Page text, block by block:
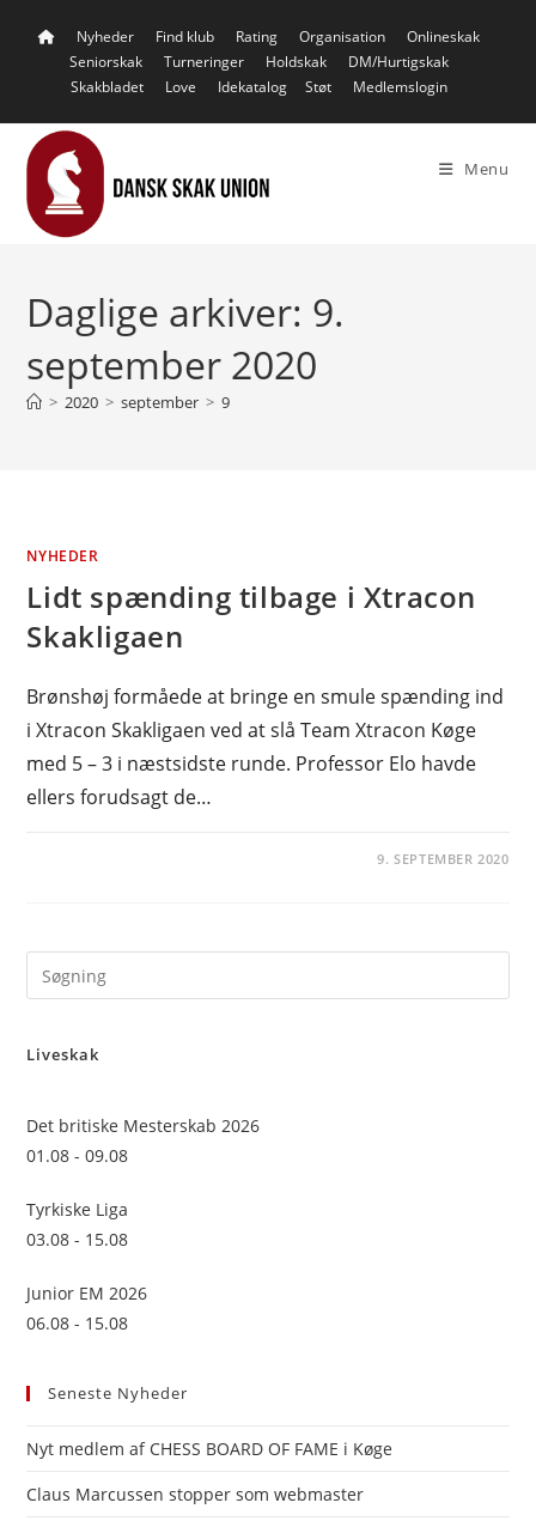
Nyheder Find klub Rating Organisation
Onlineskak
Seniorskak
Turneringer Holdskak
DM/Hurtigskak
Skakbladet
Love Idekatalog Støt Medlemslogin
Menu
Daglige arkiver: 9.
september 2020
> 2020 > september > 9
NYHEDER
Lidt spænding tilbage i Xtracon
Skakligaen
Brønshøj formåede at bringe en smule spænding ind
i Xtracon Skakligaen ved at slå Team Xtracon Køge
med 5 – 3 i næstsidste runde. Professor Elo havde
ellers forudsagt de…
9. SEPTEMBER 2020
Liveskak
Det britiske Mesterskab 2026
01.08 - 09.08
Tyrkiske Liga
03.08 - 15.08
Junior EM 2026
06.08 - 15.08
Seneste Nyheder
Nyt medlem af CHESS BOARD OF FAME i Køge
Claus Marcussen stopper som webmaster